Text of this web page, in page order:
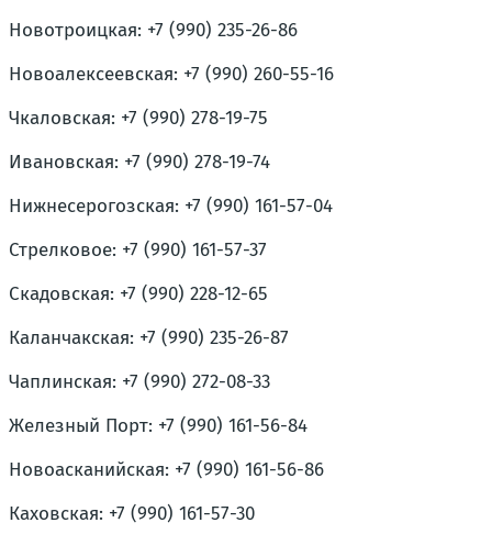
Новотроицкая: +7 (990) 235-26-86
Новоалексеевская: +7 (990) 260-55-16
Чкаловская: +7 (990) 278-19-75
Ивановская: +7 (990) 278-19-74
Нижнесерогозская: +7 (990) 161-57-04
Стрелковое: +7 (990) 161-57-37
Скадовская: +7 (990) 228-12-65
Каланчакская: +7 (990) 235-26-87
Чаплинская: +7 (990) 272-08-33
Железный Порт: +7 (990) 161-56-84
Новоасканийская: +7 (990) 161-56-86
Каховская: +7 (990) 161-57-30